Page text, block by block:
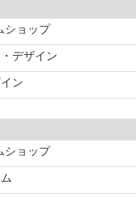
ショップ
デザイン
ン
ショップ